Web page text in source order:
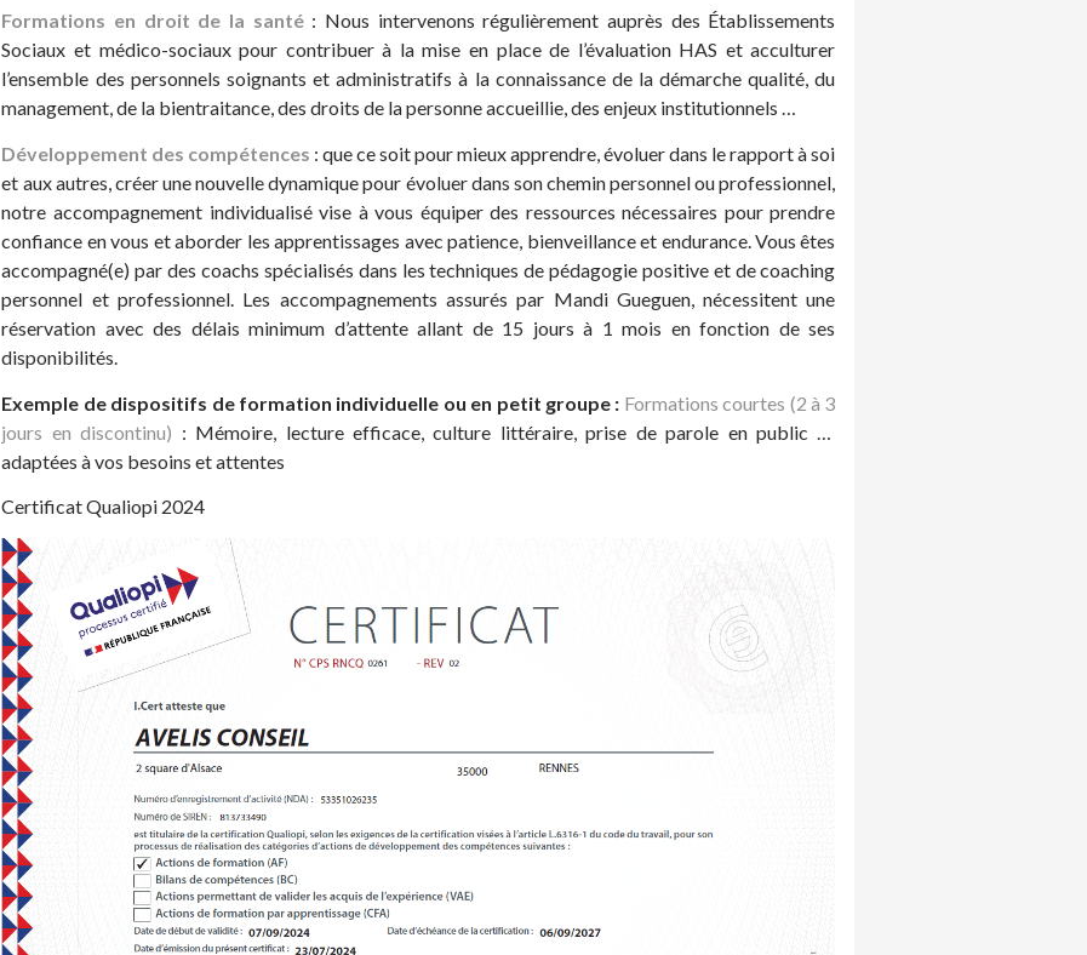
Formations en droit de la santé: Nous intervenons régulièrement auprès des Établissements
Sociaux et médico-sociaux pour contribuer à la mise en place de l’évaluation HAS et acculturer
l’ensemble des personnels soignants et administratifs à la connaissance de la démarche qualité, du
management, de la bientraitance, des droits de la personne accueillie, des enjeux institutionnels …
Développement des compétences : que ce soit pour mieux apprendre, évoluer dans le rapport à soi
et aux autres, créer une nouvelle dynamique pour évoluer dans son chemin personnel ou professionnel,
notre accompagnement individualisé vise à vous équiper des ressources nécessaires pour prendre
confiance en vous et aborder les apprentissages avec patience, bienveillance et endurance. Vous êtes
accompagné(e) par des coachs spécialisés dans les techniques de pédagogie positive et de coaching
personnel et professionnel. Les accompagnements assurés par Mandi Gueguen, nécessitent une
réservation avec des délais minimum d’attente allant de 15 jours à 1 mois en fonction de ses
disponibilités.
Exemple de dispositifs de formation individuelle ou en petit groupe : Formations courtes (2 à 3
jours en discontinu) : Mémoire, lecture efficace, culture littéraire, prise de parole en public …
adaptées à vos besoins et attentes
Certificat Qualiopi 2024